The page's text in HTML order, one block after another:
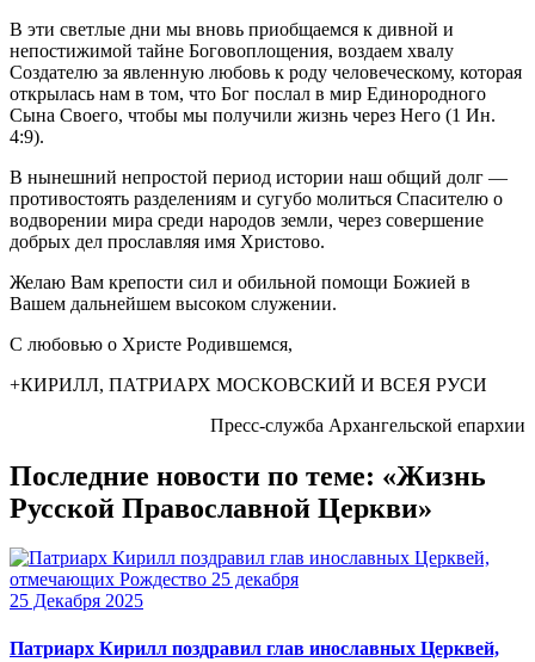
В эти светлые дни мы вновь приобщаемся к дивной и
непостижимой тайне Боговоплощения, воздаем хвалу
Создателю за явленную любовь к роду человеческому, которая
открылась нам в том, что Бог послал в мир Единородного
Сына Своего, чтобы мы получили жизнь через Него (1 Ин.
4:9).
В нынешний непростой период истории наш общий долг —
противостоять разделениям и сугубо молиться Спасителю о
водворении мира среди народов земли, через совершение
добрых дел прославляя имя Христово.
Желаю Вам крепости сил и обильной помощи Божией в
Вашем дальнейшем высоком служении.
С любовью о Христе Родившемся,
+КИРИЛЛ, ПАТРИАРХ МОСКОВСКИЙ И ВСЕЯ РУСИ
Пресс-служба Архангельской епархии
Последние новости по теме: «Жизнь
Русской Православной Церкви»
25 Декабря 2025
Патриарх Кирилл поздравил глав инославных Церквей,